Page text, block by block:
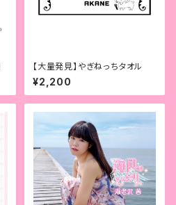
【大量発見】やぎねっちタオル
¥2,200